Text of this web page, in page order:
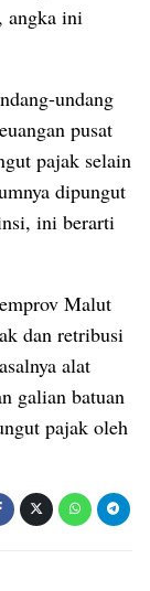
angka ini
undang
pusat
pajak selain
dipungut
ini berarti
Malut
dan retribusi
alat
galian batuan
pajak oleh